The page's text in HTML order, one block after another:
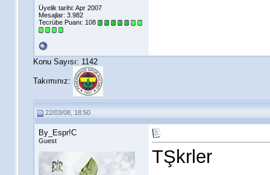
Üyelik tarihi: Apr 2007
Mesajlar: 3.982
Tecrübe Puanı: 108
Konu Sayısı: 1142
Takımınız:
22/03/08, 18:50
By_Espr!C
Guest
TŞkrler